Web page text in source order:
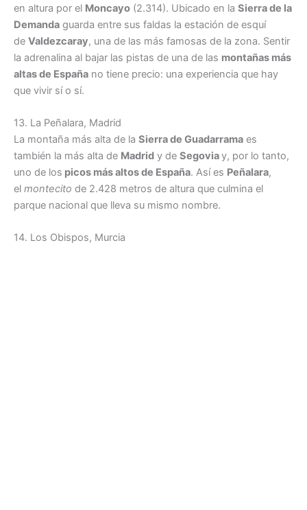
en altura por el Moncayo (2.314). Ubicado en la Sierra de la
Demanda guarda entre sus faldas la estación de esquí
de Valdezcaray, una de las más famosas de la zona. Sentir
la adrenalina al bajar las pistas de una de las montañas más
altas de España no tiene precio: una experiencia que hay
que vivir sí o sí.
13. La Peñalara, Madrid
La montaña más alta de la Sierra de Guadarrama es
también la más alta de Madrid y de Segoviay, por lo tanto,
uno de los picos más altos de España. Así es Peñalara,
el montecito de 2.428 metros de altura que culmina el
parque nacional que lleva su mismo nombre.
14. Los Obispos, Murcia